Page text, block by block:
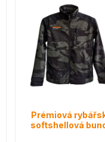
Prémiová
softshellová